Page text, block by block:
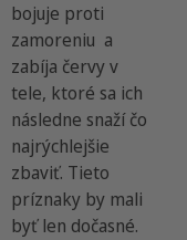
bojuje proti
zamoreniu a
zabíja červy v
tele, ktoré sa ich
následne snaží čo
najrýchlejšie
zbaviť. Tieto
príznaky by mali
byť len dočasné.